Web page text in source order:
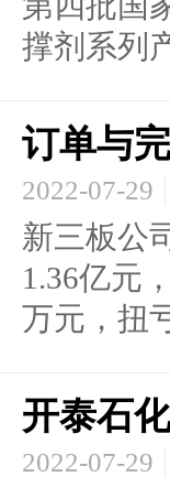
撑剂系列
订单与
2022-07-29
新三板公
1.36亿元
万元，扭
开泰石
2022-07-29